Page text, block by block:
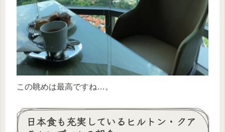
この眺めは最高ですね…。
日本食も充実しているヒルトン・クア